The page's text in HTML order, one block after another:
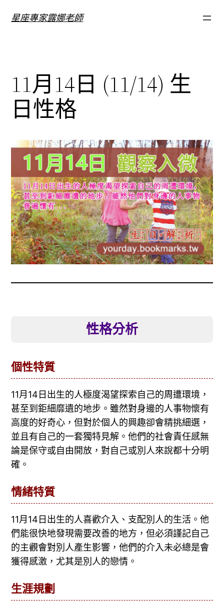
星座專家露娜老師
11月14日 (11/14) 生
日性格
性格分析
個性特質
11月14日出生的人極度渴望探索自己的周遭環境，
甚至到鉅細靡遺的地步。雖然對身邊的人事物懷有
高度的好奇心，但對於個人的興趣卻會精挑細選，
並且有自己的一套獨特見解。他們的社會責任感無
論是保守或自由開放，對自己或別人來說都十分明
確。
情緒特質
11月14日出生的人喜歡介入、支配別人的生活。他
們能很快地發現需要改善的地方，但必須謹記自己
的主觀會對別人產生影響，他們的介入未必總是會
獲得感激，尤其是別人的戀情。
生涯規劃